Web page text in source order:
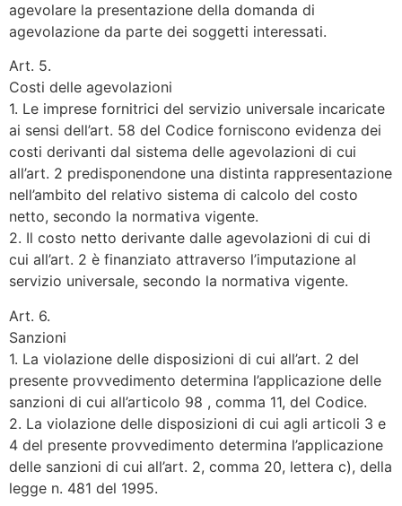
agevolare la presentazione della domanda di
agevolazione da parte dei soggetti interessati.
Art. 5.
Costi delle agevolazioni
1. Le imprese fornitrici del servizio universale incaricate
ai sensi dell’art. 58 del Codice forniscono evidenza dei
costi derivanti dal sistema delle agevolazioni di cui
all’art. 2 predisponendone una distinta rappresentazione
nell’ambito del relativo sistema di calcolo del costo
netto, secondo la normativa vigente.
2. Il costo netto derivante dalle agevolazioni di cui di
cui all’art. 2 è finanziato attraverso l’imputazione al
servizio universale, secondo la normativa vigente.
Art. 6.
Sanzioni
1. La violazione delle disposizioni di cui all’art. 2 del
presente provvedimento determina l’applicazione delle
sanzioni di cui all’articolo 98 , comma 11, del Codice.
2. La violazione delle disposizioni di cui agli articoli 3 e
4 del presente provvedimento determina l’applicazione
delle sanzioni di cui all’art. 2, comma 20, lettera c), della
legge n. 481 del 1995.